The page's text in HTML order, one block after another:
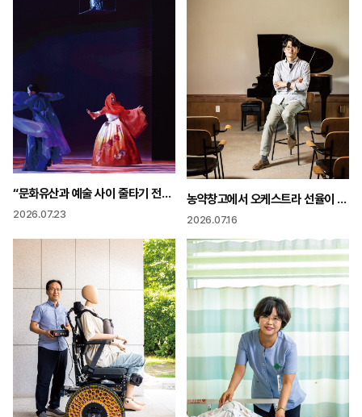
“문화유산과 예술 사이 줄타기 전통이 어디까지 확장되는지 보여주고 싶었다”
2026.07.23
농약창고에서 오케스트라 선율이 “무대·관객 한걸음 호흡도 음악이 됩니다”
2026.07.16